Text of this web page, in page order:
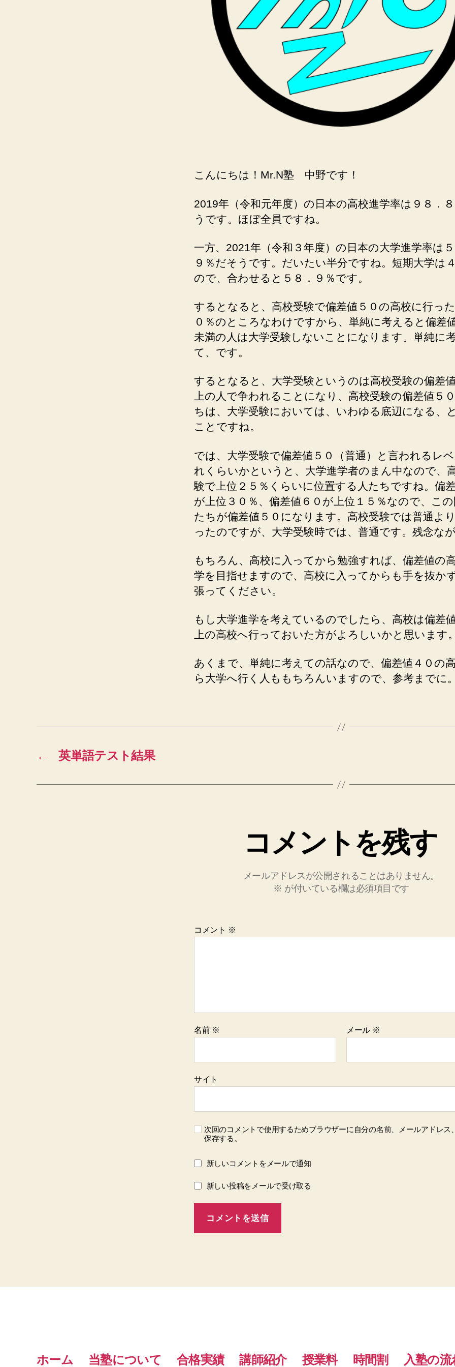
で
の
こんにちは！Mr.N塾 中野です！
2019年（令和元年度）の日本の高校進学率は９８．
うです。ほぼ全員ですね。
一方、2021年（令和３年度）の日本の大学進学率は
９％だそうです。だいたい半分ですね。短期大学は
ので、合わせると５８．９％です。
するとなると、高校受験で偏差値５０の高校に行っ
０％のところなわけですから、単純に考えると偏差
未満の人は大学受験しないことになります。単純に
て、です。
するとなると、大学受験というのは高校受験の偏差
上の人で争われることになり、高校受験の偏差値５
ちは、大学受験においては、いわゆる底辺になる、
ことですね。
では、大学受験で偏差値５０（普通）と言われるレ
れくらいかというと、大学進学者のまん中なので、
験で上位２５％くらいに位置する人たちですね。偏
が上位３０％、偏差値６０が上位１５％なので、こ
たちが偏差値５０になります。高校受験では普通よ
ったのですが、大学受験時では、普通です。残念な
もちろん、高校に入ってから勉強すれば、偏差値の
学を目指せますので、高校に入ってからも手を抜か
張ってください。
もし大学進学を考えているのでしたら、高校は偏差
上の高校へ行っておいた方がよろしいかと思います
あくまで、単純に考えての話なので、偏差値４０の
ら大学へ行く人ももちろんいますので、参考までに
← 英単語テスト結果
コメントを残す
メールアドレスが公開されることはありません。
※ が付いている欄は必須項目です
コメント ※
名前 ※ メール ※
サイト
次回のコメントで使用するためブラウザーに自分の名前、メールアドレス
保存する。
新しいコメントをメールで通知
新しい投稿をメールで受け取る
ホーム 当塾について 合格実績 講師紹介 授業料 時間割 入塾の流